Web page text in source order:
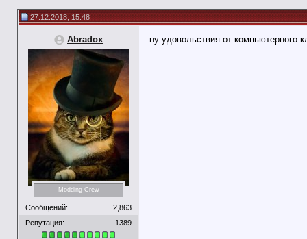
27.12.2018, 15:48
Abradox
Modding Crew
Сообщений:
2,863
Репутация:
1389
ну удовольствия от компьютерного